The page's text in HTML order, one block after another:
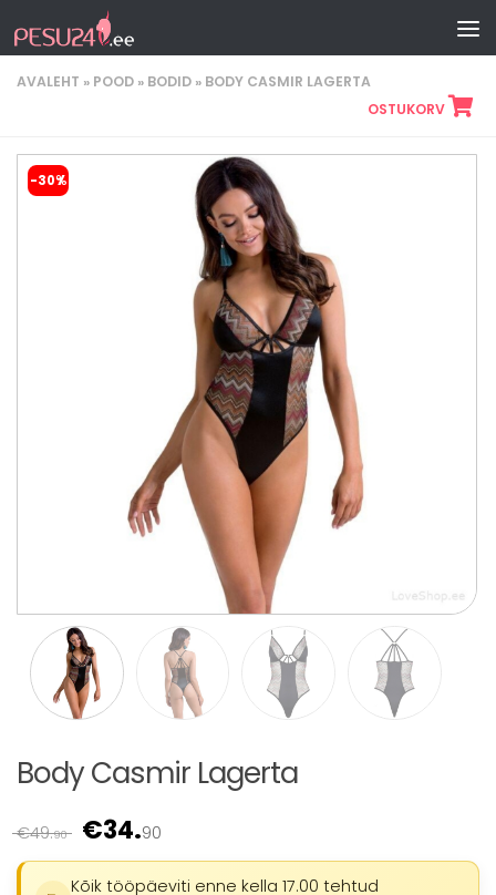
Skip to content
AVALEHT » POOD » BODID » BODY CASMIR LAGERTA
OSTUKORV
-30%
Body Casmir Lagerta
€49.90
Algne
oli:
€34.90
on:
Kõik tööpäeviti enne kella 17.00 tehtud